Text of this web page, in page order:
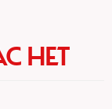
НЕТ